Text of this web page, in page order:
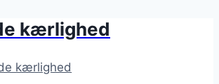
kærlighed
kærlighed